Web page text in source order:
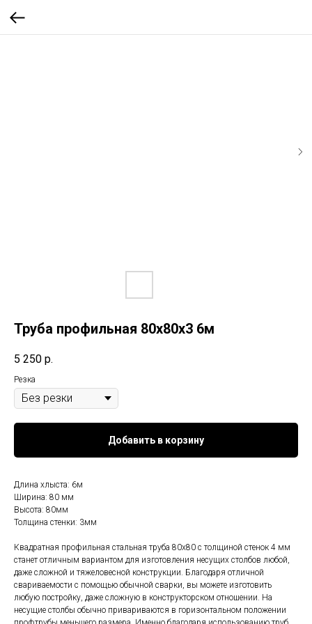
Труба профильная 80х80х3 6м
5 250 р.
Резка
Добавить в корзину
Длина хлыста: 6м
Ширина: 80 мм
Высота: 80мм
Толщина стенки: 3мм
Квадратная профильная стальная труба 80х80 с толщиной стенок 4 мм
станет отличным вариантом для изготовления несущих столбов любой,
даже сложной и тяжеловесной конструкции. Благодаря отличной
свариваемости с помощью обычной сварки, вы можете изготовить
любую постройку, даже сложную в конструкторском отношении. На
несущие столбы обычно привариваются в горизонтальном положении